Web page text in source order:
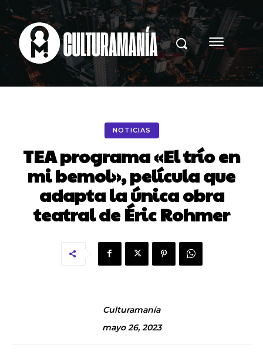
NOTICIAS
TEA programa «El trío en
mi bemol», película que
adapta la única obra
teatral de Éric Rohmer
Culturamanía
mayo 26, 2023